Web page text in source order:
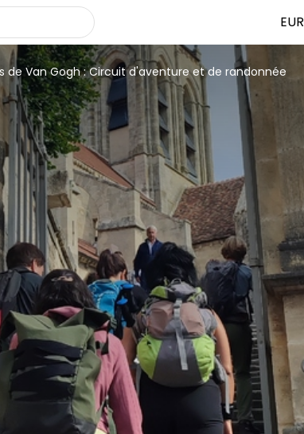
EUR
de Van Gogh : Circuit d'aventure et de randonnée